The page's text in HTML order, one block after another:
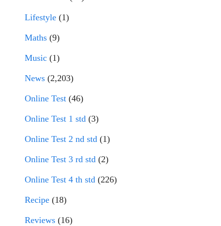
Lifestyle (1)
Maths (9)
Music (1)
News (2,203)
Online Test (46)
Online Test 1 std (3)
Online Test 2 nd std (1)
Online Test 3 rd std (2)
Online Test 4 th std (226)
Recipe (18)
Reviews (16)